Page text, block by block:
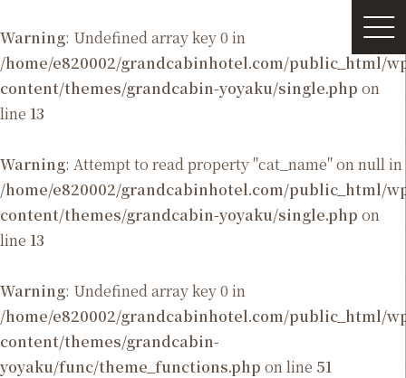
Warning: Undefined array key 0 in
/home/e820002/grandcabinhotel.com/public_html/
content/themes/grandcabin-yoyaku/single.php on
line 13
Warning: Attempt to read property "cat_name" on null in
/home/e820002/grandcabinhotel.com/public_html/
content/themes/grandcabin-yoyaku/single.php on
line 13
Warning: Undefined array key 0 in
/home/e820002/grandcabinhotel.com/public_html/
content/themes/grandcabin-
yoyaku/func/theme_functions.php on line 51